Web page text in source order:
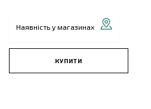
Наявність у магазинах
КУПИТИ